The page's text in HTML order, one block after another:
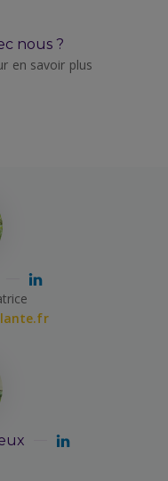
nous ?
en savoir plus